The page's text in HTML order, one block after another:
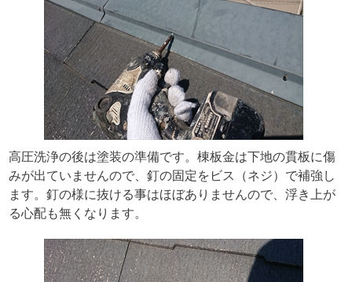
高圧洗浄の後は塗装の準備です。棟板金は下地の貫板に傷
みが出ていませんので、釘の固定をビス（ネジ）で補強し
ます。釘の様に抜ける事はほぼありませんので、浮き上が
る心配も無くなります。